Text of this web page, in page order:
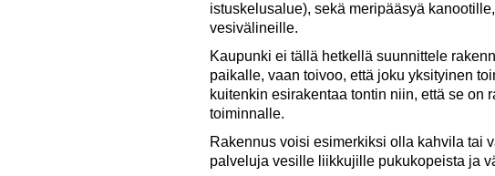
istuskelusalue), sekä meripääsyä
vesivälineille.
Kaupunki ei tällä hetkellä suunnittele
paikalle, vaan toivoo, että joku yksityinen
kuitenkin esirakentaa tontin niin, että se on
toiminnalle.
Rakennus voisi esimerkiksi olla kahvila tai
palveluja vesille liikkujille pukukopeista ja